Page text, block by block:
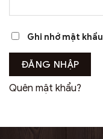
Ghi nhớ mật khẩu
ĐĂNG NHẬP
Quên mật khẩu?